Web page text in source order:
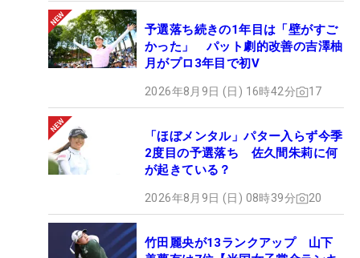
予選落ち続きの1年目は「壁がすご
かった」 パット劇的改善の吉澤柚
月がプロ3年目で初V
2026年8月9日 (日) 16時42分 17
「ほぼメンタル」パター入らず今季
2度目の予選落ち 佐久間朱莉に何
が起きている？
2026年8月9日 (日) 08時39分 20
竹田麗央が13ランクアップ 山下